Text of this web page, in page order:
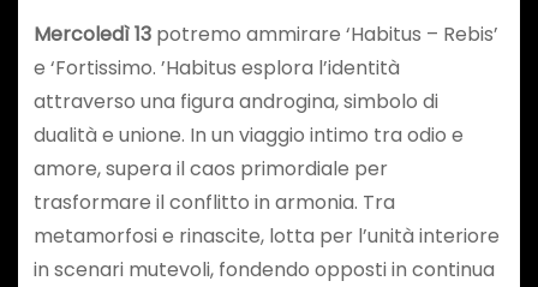
Mercoledì 13potremo ammirare ‘Habitus – Rebis’
e ‘Fortissimo. ’Habitus esplora l’identità
attraverso una figura androgina, simbolo di
dualità e unione. In un viaggio intimo tra odio e
amore, supera il caos primordiale per
trasformare il conflitto in armonia. Tra
metamorfosi e rinascite, lotta per l’unità interiore
in scenari mutevoli, fondendo opposti in continua